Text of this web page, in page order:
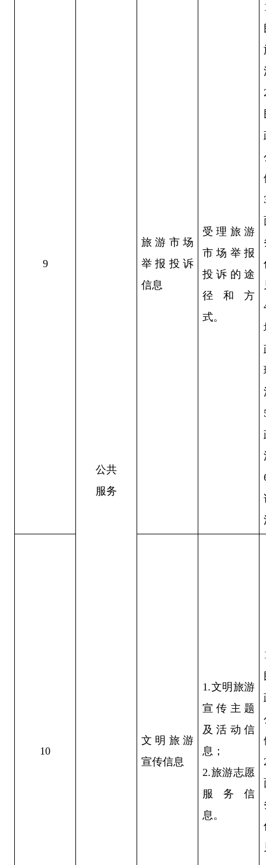
9
公共
服务
旅游市场
举报投诉
信息
受理旅游
市场举报
投诉的途
径和方
式。
10
文明旅游
宣传信息
1.文明旅游
宣传主题
及活动信
息；
2.旅游志愿
服务信
息。